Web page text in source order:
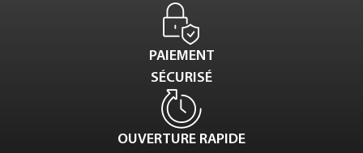
PAIEMENT
SÉCURISÉ
OUVERTURE RAPIDE